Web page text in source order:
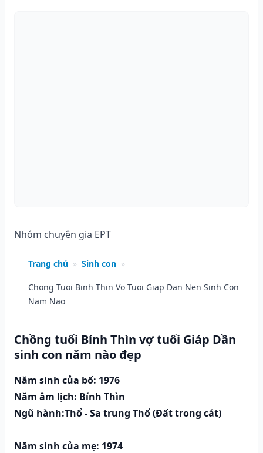
Nhóm chuyên gia EPT
Trang chủ » Sinh con »
Chong Tuoi Binh Thin Vo Tuoi Giap Dan Nen Sinh Con
Nam Nao
Chồng tuổi Bính Thìn vợ tuổi Giáp Dần
sinh con năm nào đẹp
Năm sinh của bố: 1976
Năm âm lịch: Bính Thìn
Ngũ hành:Thổ - Sa trung Thổ (Ðất trong cát)
Năm sinh của mẹ: 1974